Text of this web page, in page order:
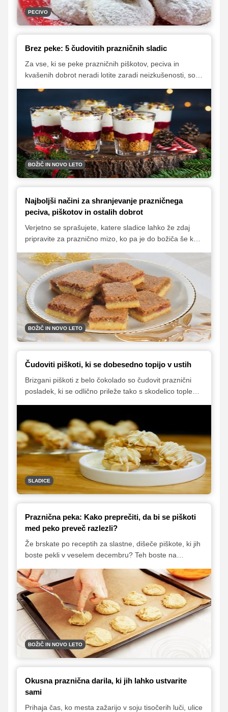
PECIVO
Brez peke: 5 čudovitih prazničnih sladic
Za vse, ki se peke prazničnih piškotov, peciva in
kvašenih dobrot neradi lotite zaradi neizkušenosti, so
uporabe pečice. Izbira takšnih sladic je pestra in
raznolika tudi v času praznikov, saj so nam na voljo
številni recepti, ki jih lahko pripravite tako za zabavo kot
za svečano kosilo ali večerjo.
BOŽIČ IN NOVO LETO
Najboljši načini za shranjevanje prazničnega
peciva, piškotov in ostalih dobrot
Verjetno se sprašujete, katere sladice lahko že zdaj
pripravite za praznično mizo, ko pa je do božiča še kar
shraniti in se seveda zadržati, da ne boste vsega
pojedli že prej.
BOŽIČ IN NOVO LETO
Čudoviti piškoti, ki se dobesedno topijo v ustih
Brizgani piškoti z belo čokolado so čudovit praznični
posladek, ki se odlično prileže tako s skodelico toplega
ustih. Oglejte si video, ki smo ga posneli z mlado
slaščičarko Kristino Turk, nato pa zavihajte rokave in s
slastnimi piškotki presenetite svoje najdražje.
SLADICE
Praznična peka: Kako preprečiti, da bi se piškoti
med peko preveč razlezli?
Že brskate po receptih za slastne, dišeče piškote, ki jih
boste pekli v veselem decembru? Teh boste na
rokave, si preberite nekaj nepogrešljivih nasvetov in
osvojite nekaj trikov, da bodo vaši piškoti še boljši, lepši
in tudi okusnejši.
BOŽIČ IN NOVO LETO
Okusna praznična darila, ki jih lahko ustvarite
sami
Prihaja čas, ko mesta zažarijo v soju tisočerih luči, ulice